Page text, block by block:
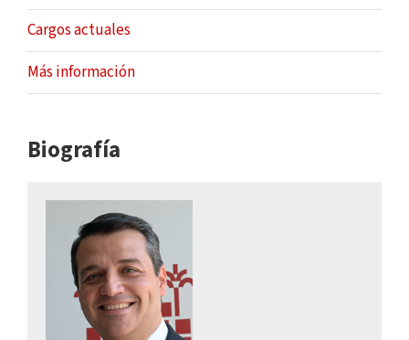
Cargos actuales
Más información
Biografía